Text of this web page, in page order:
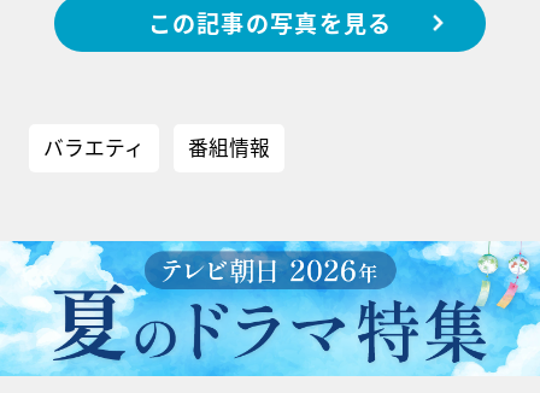
この記事の写真を見る
バラエティ 番組情報